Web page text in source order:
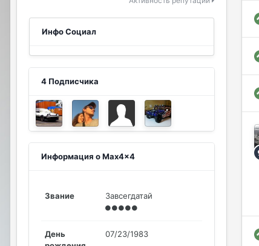
Инфо Социал
4 Подписчика
Информация о Max4x4
Звание Завсегдатай
День
07/23/1983